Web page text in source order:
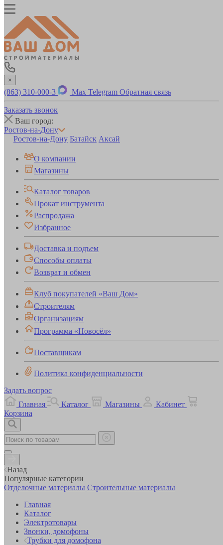
×
(863) 310-000-3 Max Telegram Обратная связь
Заказать звонок
Ваш город:
Ростов-на-Дону
Ростов-на-Дону Батайск Аксай
О компании
Магазины
Каталог товаров
Прокат инструмента
Распродажа
Избранное
Доставка и подъем
Способы оплаты
Возврат и обмен
Клуб покупателей «Ваш Дом»
Строителям
Организациям
Программа «Новосёл»
Поставщикам
Политика конфиденциальности
Задать вопрос
Главная
Каталог Магазины
Кабинет
Корзина
Назад
Популярные категории
Отделочные материалы Строительные материалы
Главная
Каталог
Электротовары
Звонки, домофоны
Трубки для домофона